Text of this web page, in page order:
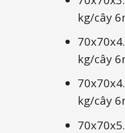
kg/cây
kg/cây
kg/cây